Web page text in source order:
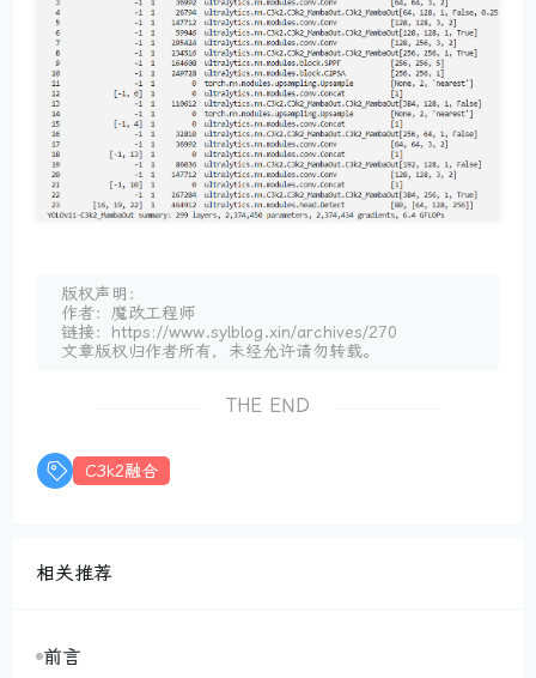
版权声明：
作者：魔改工程师
链接：https://www.sylblog.xin/archives/270
文章版权归作者所有，未经允许请勿转载。
THE END
C3k2融合
相关推荐
前言